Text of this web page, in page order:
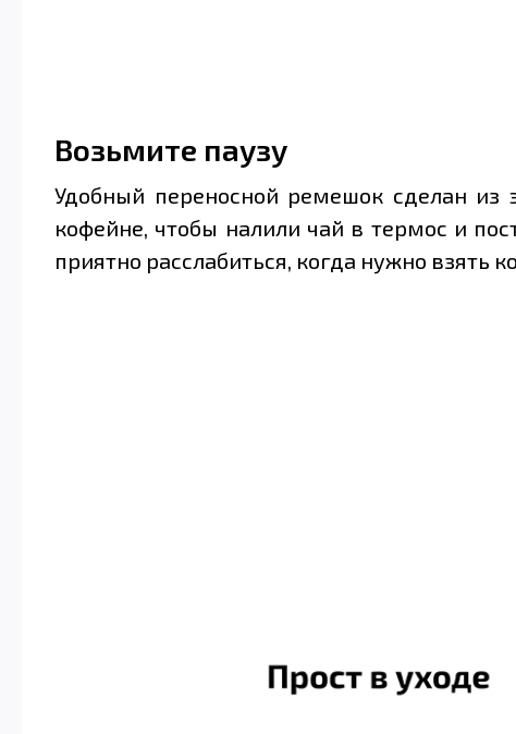
Возьмите паузу
Удобный переносной ремешок сделан из
кофейне, чтобы налили чай в термос и
приятно расслабиться, когда нужно взять